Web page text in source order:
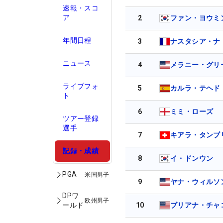
速報・スコ
ア
年間日程
ニュース
ライブフォ
ト
ツアー登録
選手
記録・成績
PGA 米国男子
DPワ
ールド
欧州男子
2 ファン・ヨウミ
3 ナスタシア・ナ
4 メラニー・グリ
5 カルラ・テヘド
6 ミミ・ローズ
7 キアラ・タンブ
8 イ・ドンウン
9 ヤナ・ウィルソ
10 ブリアナ・チャ